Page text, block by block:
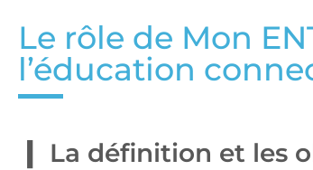
Le rôle de Mon
l’éducation
La définition et les